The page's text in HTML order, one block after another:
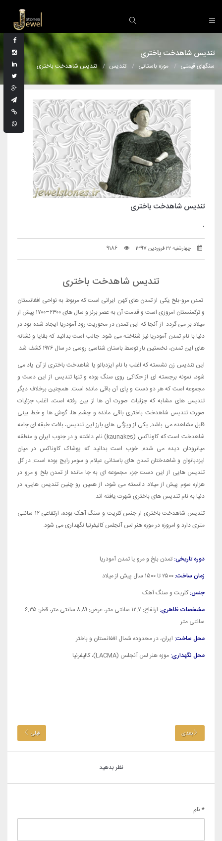
تندیس شاهدخت باختری
سنگهای قیمتی موزه باستانی تندیس تندیس شاهدخت باختری
تندیس شاهدخت باختری
.
چهارشنبه 22 فروردین 1397 9186
تندیس شاهدخت باختری
تمدن مرو-بلخ یکی از تمدن های کهن ایرانی است که مربوط به نواحی افغانستان
و ترکمنستان امروزی است و قدمت آن به عصر برنز و سال های ۲۳۰۰–۱۷۰۰ پیش از
میلاد بر می گردد. از آنجا که این تمدن در محوریت رود آمودریا ایجاد شده بود در
دنیا با نام تمدن آمودریا نیز شناخته می شود. جالب است بدانید که بقایا و نشانه
های این تمدن، نخستین بار توسط باستان شناسی روسی در سال ۱۹۷۶ کشف شد.
این تندیس زن نشسته که اغلب با نام ایزدبانو یا شاهدخت باختری از آن یاد می
شود، نمونه برجسته ای از حکاکی روی سنگ بوده و تنها تندیس از این دست و
مجموعه است که هر دو دست و پای آن باقی مانده است. همچنین برخلاف دیگر
تندیس های مشابه که جزئیات صورت آن ها از بین رفته است، اغلب جزئیات
صورت تندیس شاهدخت باختری باقی مانده و چشم ها، گوش ها و خط بینی
قابل مشاهده می باشد. یکی از ویژگی های بارز این تندیس، بافت طبقه ای جامه
شاهدخت است که کاوناکس (kaunakes) نام داشته و در جنوب ایران و منطقه
میانرودان دیده می شده. خوب است بدانید که پوشاک کاوناکس در میان
ایزدبانوان و شاهدختان تمدن های باستانی عیلام و سومر رایج بوده است. در کل
تندیس هایی از این دست جزء مجموعه ای به جا مانده از تمدن بلخ و مرو در
هزاره سوم پیش از میلاد دانسته می شود، از همین رو چنین تندیس هایی، در
دنیا به نام تندیس های باختری شهرت یافته اند.
تندیس شاهدخت باختری از جنس کلریت و سنگ آهک بوده، ارتفاعی ۱۲ سانتی
متری دارد و امروزه در موزه هنر لس آنجلس کالیفرنیا نگهداری می شود.
دوره تاریخی: تمدن بلخ و مرو یا تمدن آمودریا
زمان ساخت:
جنس: کلریت و سنگ آهک
مشخصات ظاهری:
ارتفاع: ۱۲.۷ سانتی متر، عرض: ۸.۸۹ سانتی متر، قطر: ۶.۳۵
سانتی متر
محل ساخت: ایران، در محدوده شمال افغانستان و باختر
محل نگهداری: موزه هنر لس آنجلس (LACMA)، کالیفرنیا
بعدی قبلی
نظر بدهید
* نام